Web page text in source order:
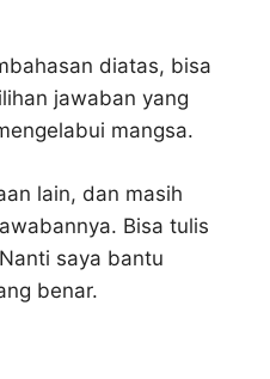
diatas, bisa
jawaban yang
mangsa.
lain, dan masih
Bisa tulis
saya bantu
benar.